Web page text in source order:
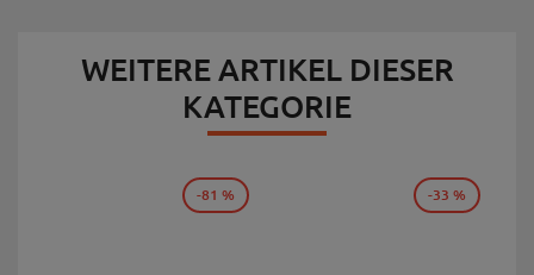
WEITERE ARTIKEL DIESER
KATEGORIE
-81 % -33 %